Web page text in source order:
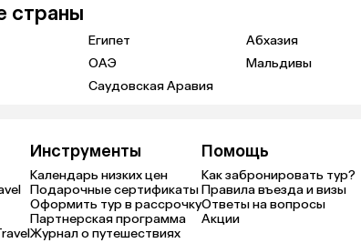
страны
Египет
Абхазия
ОАЭ
Мальдивы
Саудовская Аравия
Инструменты
Календарь низких цен
Подарочные сертификаты
Оформить тур в рассрочку
Партнерская программа
Журнал о путешествиях
Помощь
Как забронировать тур?
Правила въезда и визы
Ответы на вопросы
Акции